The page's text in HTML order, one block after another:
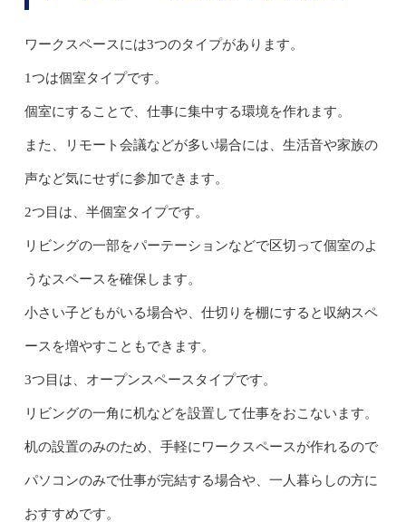
ワークスペースには3つのタイプがあります。
1つは個室タイプです。
個室にすることで、仕事に集中する環境を作れます。
また、リモート会議などが多い場合には、生活音や家族の
声など気にせずに参加できます。
2つ目は、半個室タイプです。
リビングの一部をパーテーションなどで区切って個室のよ
うなスペースを確保します。
小さい子どもがいる場合や、仕切りを棚にすると収納スペ
ースを増やすこともできます。
3つ目は、オープンスペースタイプです。
リビングの一角に机などを設置して仕事をおこないます。
机の設置のみのため、手軽にワークスペースが作れるので
パソコンのみで仕事が完結する場合や、一人暮らしの方に
おすすめです。